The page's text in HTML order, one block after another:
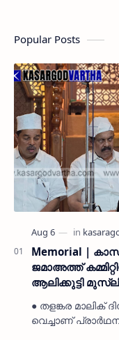
Popular Posts
Memorial |
ജമാഅത്ത്
ആലിക്കുട്ടി
● തളങ്കര മാലിക്
വെച്ചാണ്